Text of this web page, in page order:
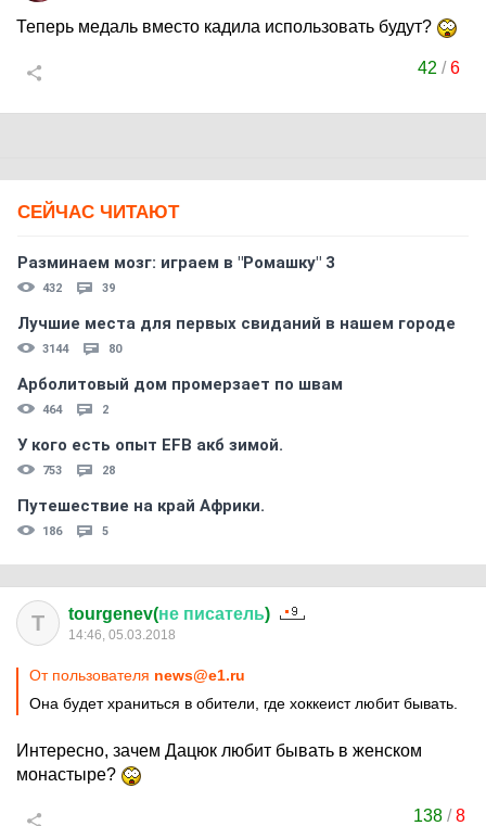
Теперь медаль вместо кадила использовать будут?
42 /6
СЕЙЧАС ЧИТАЮТ
Разминаем мозг: играем в "Ромашку" 3
432 39
Лучшие места для первых свиданий в нашем городе
3144 80
Арболитовый дом промерзает по швам
464 2
У кого есть опыт EFB акб зимой.
753 28
Путешествие на край Африки.
186 5
T tourgenev(не писатель)
14:46, 05.03.2018
От пользователя news@e1.ru
Она будет храниться в обители, где хоккеист любит бывать.
Интересно, зачем Дацюк любит бывать в женском
монастыре?
138/8